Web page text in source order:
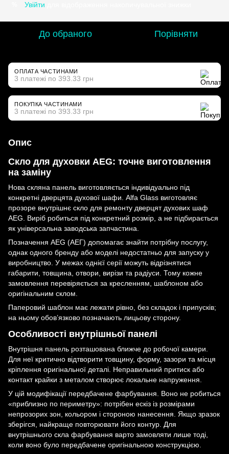
Увійти
До обраного Порівняти
ОПЛАТА ЧАСТИНАМИ
3 платежі по 393.33 грн
ПОКУПКА ЧАСТИНАМИ
3 платежі по 393.33 грн
Опис
Скло для духовки AEG: точне виготовлення
на заміну
Нова скляна панель виготовляється індивідуально під
конкретні дверцята духової шафи. Alfa Glass виготовляє
прозоре внутрішнє скло для ремонту дверцят духових шаф
AEG. Виріб робиться під конкретний розмір, а не підбирається
як універсальна заводська запчастина.
Позначення AEG (АЕГ) допомагає знайти потрібну послугу,
однак одного бренду або моделі недостатньо для запуску у
виробництво. У межах однієї серії можуть відрізнятися
габарити, товщина, отвори, вирізи та радіуси. Тому кожне
замовлення перевіряється за кресленням, шаблоном або
оригінальним склом.
Паперовий шаблон має лежати рівно, без складок і припусків;
на ньому обов’язково позначають лицьову сторону.
Особливості внутрішньої панелі
Внутрішня панель розташована ближче до робочої камери.
Для неї критично відтворити товщину, форму, зазори та місця
кріплення оригінальної деталі. Неправильний притиск або
контакт крайки з металом створює локальне напруження.
У цій модифікації передбачене фарбування. Воно не робиться
«приблизно по периметру»: потрібен ескіз із розмірами
непрозорих зон, кольором і стороною нанесення. Якщо зразок
зберігся, найкраще повторювати його контур. Для
внутрішнього скла фарбування варто замовляти лише тоді,
коли воно було передбачене оригінальною конструкцією.